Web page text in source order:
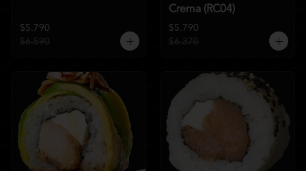
$5.790
$6.590
Crema (RC04)
$5.790
$6.370